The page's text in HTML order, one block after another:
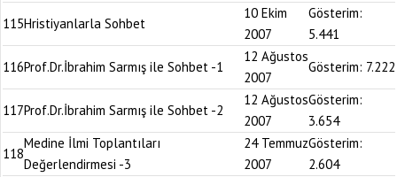
115Hristiyanlarla Sohbet
10 Ekim
2007
Gösterim:
5.441
116Prof.Dr.İbrahim Sarmış ile Sohbet -1
12 Ağustos
2007
Gösterim: 7.222
117Prof.Dr.İbrahim Sarmış ile Sohbet -2
12 Ağustos
2007
Gösterim:
3.654
118
Medine İlmi Toplantıları
Değerlendirmesi -3
24 Temmuz
2007
Gösterim:
2.604